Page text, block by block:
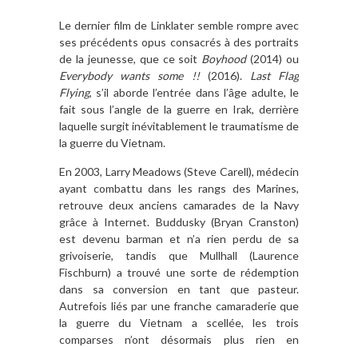
Le dernier film de Linklater semble rompre avec
ses précédents opus consacrés à des portraits
de la jeunesse, que ce soit Boyhood(2014) ou
Everybody wants some !!(2016). Last Flag
Flying, s’il aborde l’entrée dans l’âge adulte, le
fait sous l’angle de la guerre en Irak, derrière
laquelle surgit inévitablement le traumatisme de
la guerre du Vietnam.
En 2003, Larry Meadows (Steve Carell), médecin
ayant combattu dans les rangs des Marines,
retrouve deux anciens camarades de la Navy
grâce à Internet. Buddusky (Bryan Cranston)
est devenu barman et n’a rien perdu de sa
grivoiserie, tandis que Mullhall (Laurence
Fischburn) a trouvé une sorte de rédemption
dans sa conversion en tant que pasteur.
Autrefois liés par une franche camaraderie que
la guerre du Vietnam a scellée, les trois
comparses n’ont désormais plus rien en